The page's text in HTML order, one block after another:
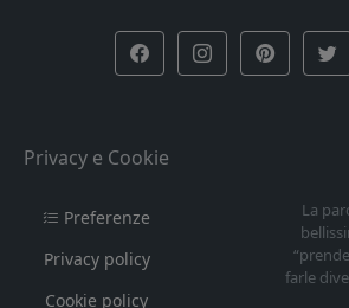
Privacy e Cookie
Preferenze
Privacy policy
Cookie policy
La
farle